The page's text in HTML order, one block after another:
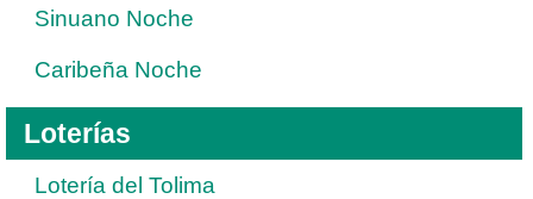
Sinuano Noche
Caribeña Noche
Loterías
Lotería del Tolima